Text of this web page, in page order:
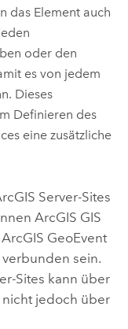
das Element auch
oder den
es von jedem
Dieses
Definieren des
eine zusätzliche
Server-Sites
ArcGIS GIS
ArcGIS GeoEvent
sein.
-Sites kann über
nicht jedoch über